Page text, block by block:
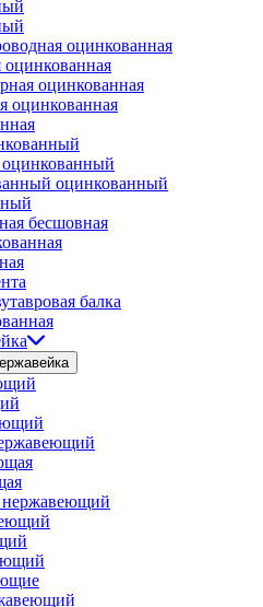
оцинкованная
оцинкованная
оцинкованная
оцинкованная
оцинкованный
бесшовная
балка